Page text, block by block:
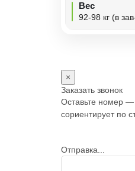
Вес
92-98 кг (в
×
Заказать звонок
Оставьте номер —
сориентирует по
Отправка...